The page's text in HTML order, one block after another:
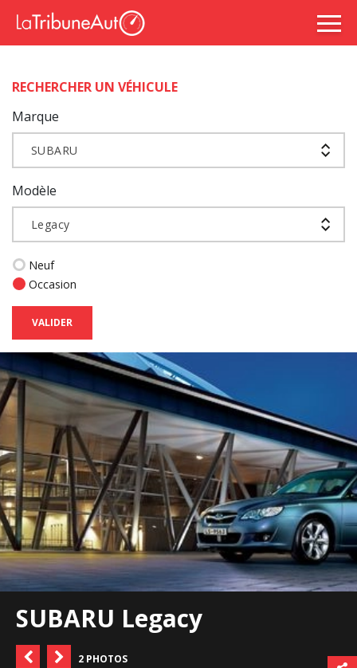
RECHERCHER UN VÉHICULE
Marque
SUBARU
Modèle
Legacy
Neuf
Occasion
VALIDER
SUBARU Legacy
2 PHOTOS